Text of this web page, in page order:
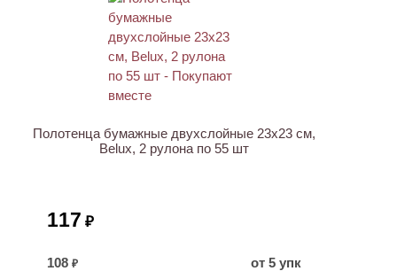
Полотенца бумажные двухслойные 23х23 см,
Belux, 2 рулона по 55 шт
117 ₽
108 ₽
от 5 упк